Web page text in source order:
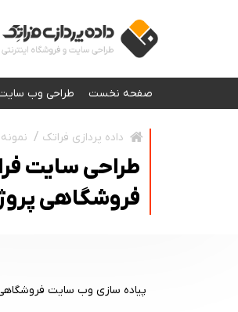
صفحه نخست طراحی وب
داده پردازی فراتک
طراحی سایت
فروشگاهی
پیاده سازی وب سایت